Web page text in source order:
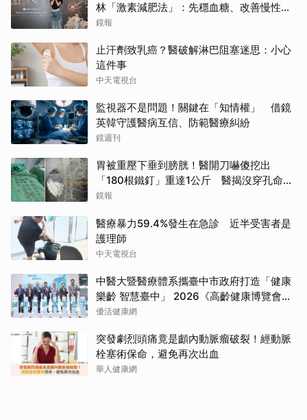
林「激素減肥法」：先穩血糖、改善慢性發
炎
鏡報
止汗劑致乳癌？醫破解淋巴阻塞迷思：小心
這件事
中天電視台
監視器不是問題！關鍵在「知情權」 借鏡
英韓守護醫病互信、防範醫療糾紛
鏡週刊
胃被重壓下垂到膀胱！醫開刀嚇傻挖出
「180根鐵釘」重達1公斤 醫揭沒穿孔命大
全靠它
鏡報
醫療暴力59.4%發生在急診 近半受害者是
護理師
中天電視台
中醫大暨醫療體系攜臺中市政府打造「健康
樂齡 智慧臺中」 2026《高齡健康博覽會》
四大醫療主題展區 首創一站式疾病全人照
優活健康網
突發劇烈頭痛竟是顱內動脈瘤破裂！經動脈
栓塞術保命，避免再次出血
華人健康網